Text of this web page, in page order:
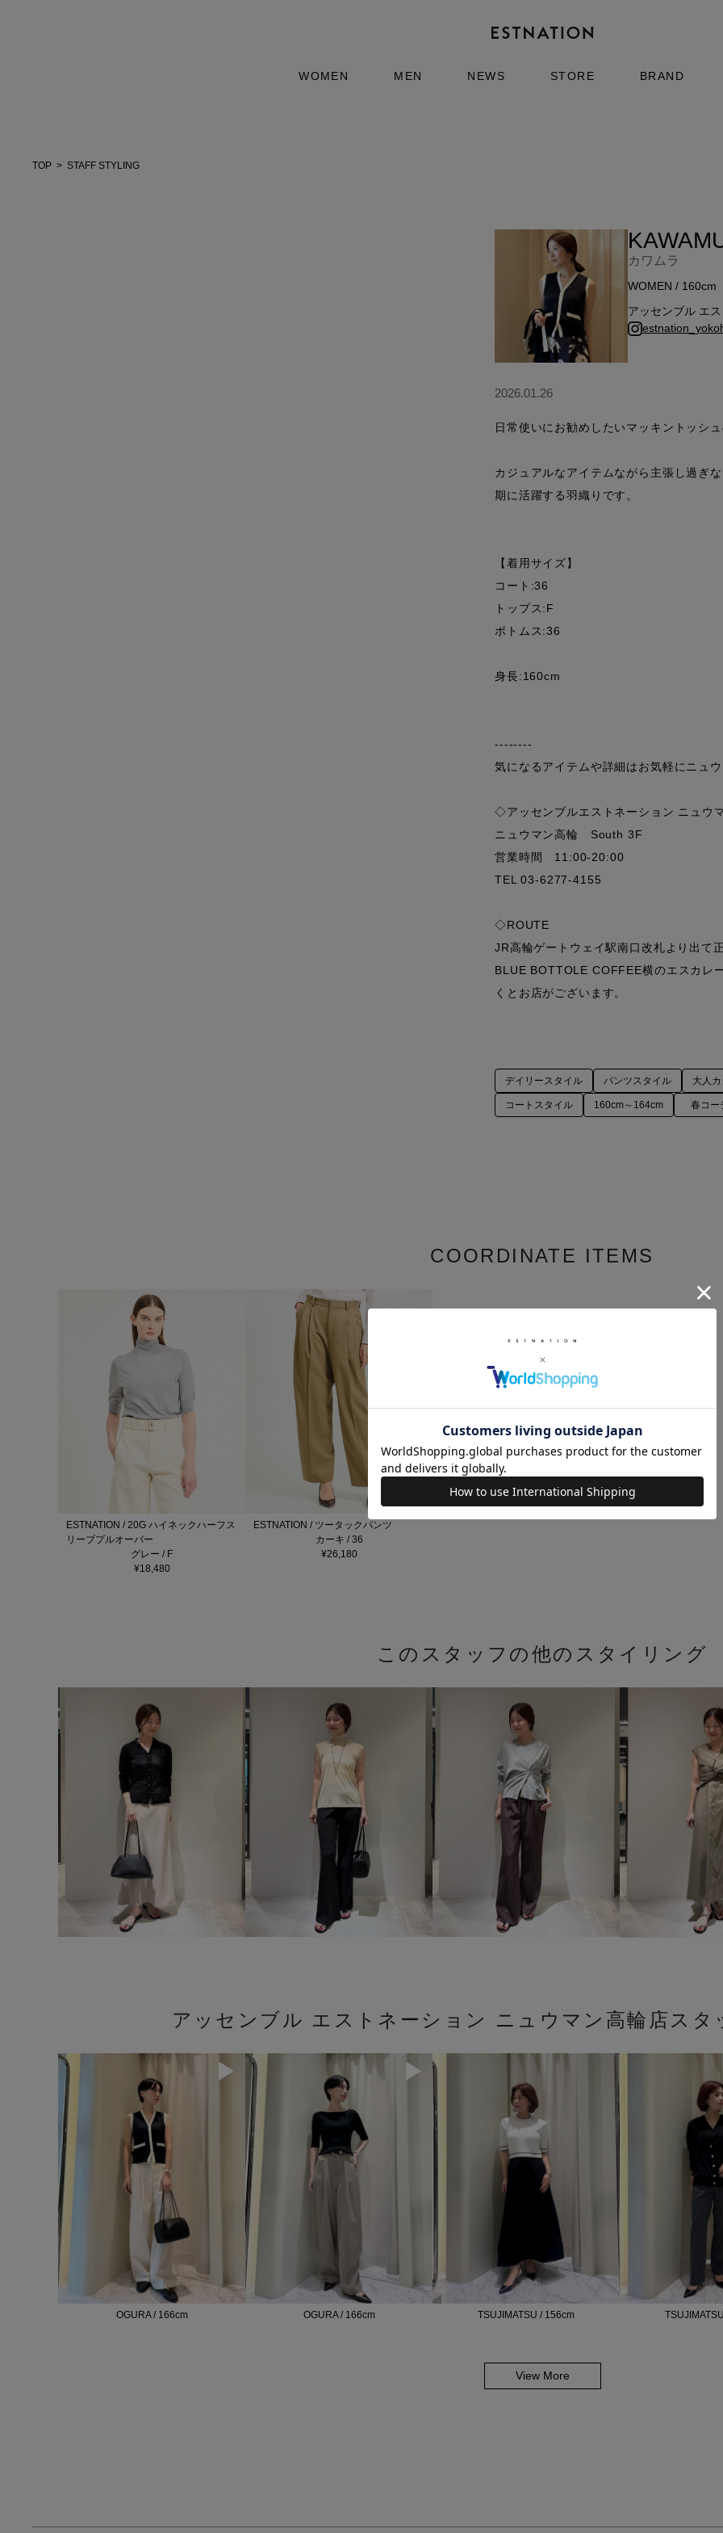
WOMEN MEN NEWS STORE BRAND
TOP STAFF STYLING
カワムラ
WOMEN / 160cm
アッセンブル エ
2026.01.26
日常使いにお勧めしたいマッキントッシ
カジュアルなアイテムながら主張し過ぎ
期に活躍する羽織りです。
【着用サイズ】
コート:36
トップス:F
ボトムス:36
身長:160cm
--------
気になるアイテムや詳細はお気軽にニュ
◇アッセンブルエストネーション ニュウ
ニュウマン高輪　South 3F
営業時間　11:00-20:00
TEL 03-6277-4155
◇ROUTE
JR高輪ゲートウェイ駅南口改札より出て
BLUE BOTTOLE COFFEE横のエスカレ
くとお店がございます。
デイリースタイル パンツスタイル 大人
コートスタイル 160cm～164cm 春コー
COORDINATE ITEMS
ESTNATION / 20G ハイネックハーフス
リーブプルオーバー
グレー / F
¥18,480
ESTNATION / ツータックパンツ
カーキ / 36
¥26,180
このスタッフの他のスタイリング
アッセンブル エストネーション ニュウマン高輪店ス
OGURA / 166cm OGURA / 166cm TSUJIMATSU / 156cm
View More